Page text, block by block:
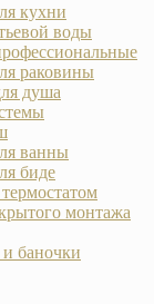
кухни
воды
раковины
душа
ванны
биде
монтажа
баночки